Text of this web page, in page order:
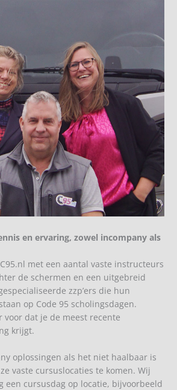
en ervaring, zowel incompany als
met een aantal vaste instructeurs
de schermen en een uitgebreid
zzp’ers die hun
op Code 95 scholingsdagen.
voor dat je de meest recente
krijgt.
oplossingen als het niet haalbaar is
vaste cursuslocaties te komen. Wij
een cursusdag op locatie, bijvoorbeeld